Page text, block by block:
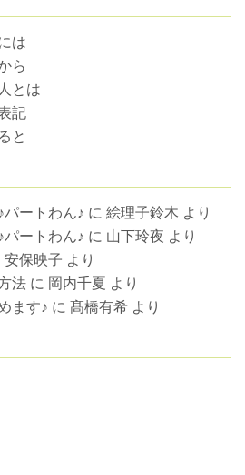
は
ら
とは
記
と
ートわん♪ に 絵理子鈴木 より
ートわん♪ に 山下玲夜 より
安保映子 より
法 に 岡内千夏 より
ます♪ に 髙橋有希 より